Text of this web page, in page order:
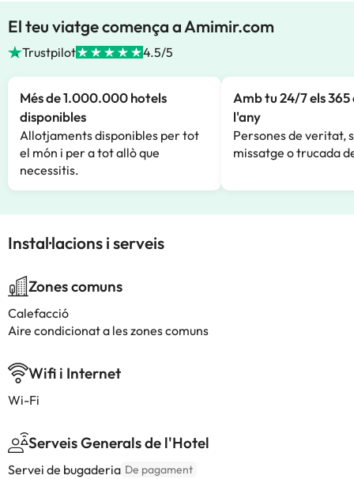
El teu viatge comença a Amimir.com
Trustpilot 4.5/5
Més de 1.000.000 hotels
disponibles
Allotjaments disponibles per tot
el món i per a tot allò que
necessitis.
Amb tu 24/7 els 365
l'any
Persones de veritat,
missatge o trucada
Instal·lacions i serveis
Zones comuns
Calefacció
Aire condicionat a les zones comuns
Wifi i Internet
Wi-Fi
Serveis Generals de l'Hotel
Servei de bugaderia De pagament